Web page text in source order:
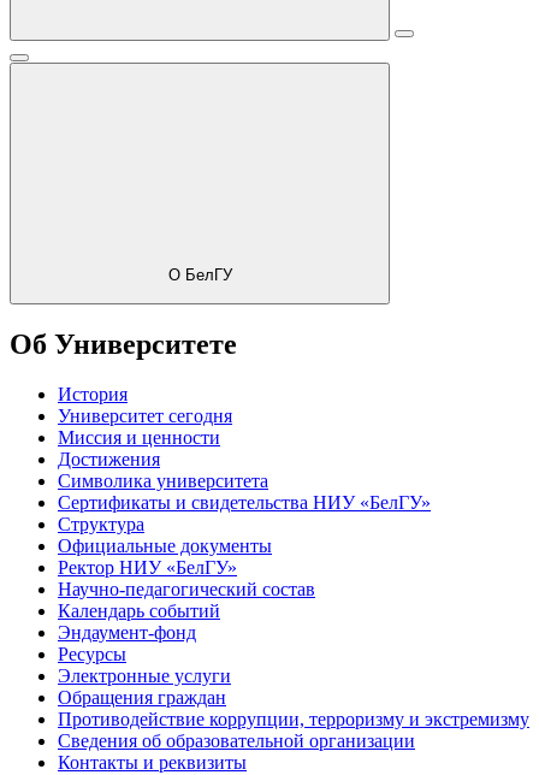
О БелГУ
Об Университете
История
Университет сегодня
Миссия и ценности
Достижения
Символика университета
Сертификаты и свидетельства НИУ «БелГУ»
Структура
Официальные документы
Ректор НИУ «БелГУ»
Научно-педагогический состав
Календарь событий
Эндаумент-фонд
Ресурсы
Электронные услуги
Обращения граждан
Противодействие коррупции, терроризму и экстремизму
Сведения об образовательной организации
Контакты и реквизиты